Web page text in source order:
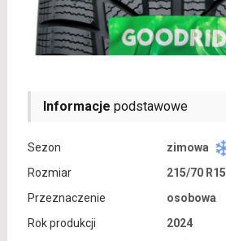
Informacje podstawowe
Sezon
zimowa
Rozmiar
215/70 R15
Przeznaczenie
osobowa
Rok produkcji
2024